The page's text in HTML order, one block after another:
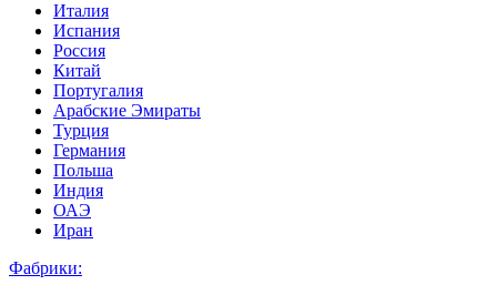
Италия
Испания
Россия
Китай
Португалия
Арабские Эмираты
Турция
Германия
Польша
Индия
ОАЭ
Иран
Фабрики: